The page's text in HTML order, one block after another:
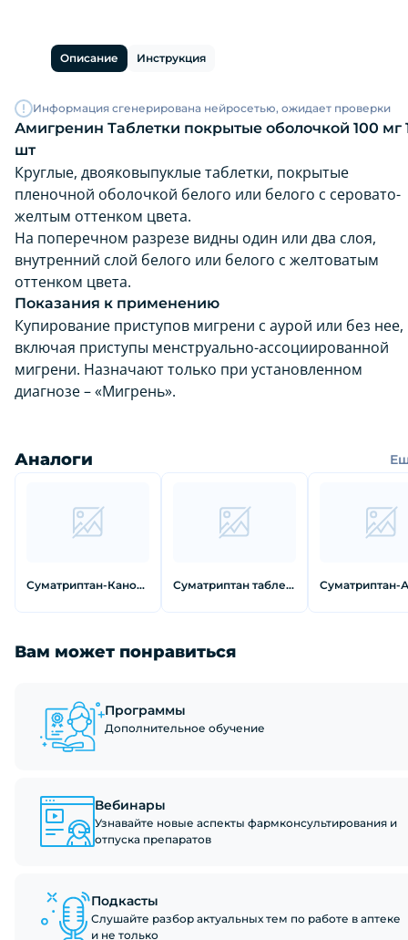
Описание Инструкция
Информация сгенерирована нейросетью, ожидает проверки
Амигренин Таблетки покрытые оболочкой 100 мг
шт
Круглые, двояковыпуклые таблетки, покрытые
пленочной оболочкой белого или белого с серовато-
желтым оттенком цвета.
На поперечном разрезе видны один или два слоя,
внутренний слой белого или белого с желтоватым
оттенком цвета.
Показания к применению
Купирование приступов мигрени с аурой или без нее,
включая приступы менструально-ассоциированной
мигрени. Назначают только при установленном
диагнозе – «Мигрень».
Аналоги
Суматриптан-Канон таблетки 50 мг 10 шт Суматриптан таблетки покрытые пленочной оболочкой 100 мг 2 шт
Вам может понравиться
Программы
Дополнительное обучение
Вебинары
Узнавайте новые аспекты фармконсультирования и
отпуска препаратов
Подкасты
Слушайте разбор актуальных тем по работе в аптеке
и не только